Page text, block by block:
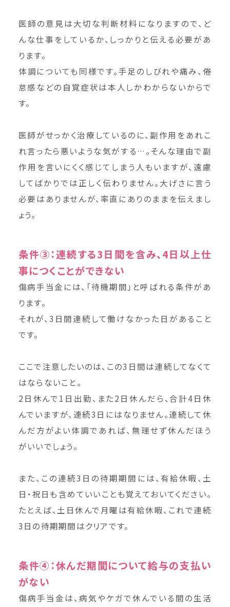
医師の意見は大切な判断材料になりますので、ど
んな仕事をしているか、しっかりと伝える必要があ
ります。
体調についても同様です。手足のしびれや痛み、倦
怠感などの自覚症状は本人しかわからないからで
す。
医師がせっかく治療しているのに、副作用をあれこ
れ言ったら悪いような気がする…。そんな理由で副
作用を言いにくく感じてしまう人もいますが、遠慮
してばかりでは正しく伝わりません。大げさに言う
必要はありませんが、率直にありのままを伝えまし
ょう。
条件③：連続する3日間を含み、4日以上仕
事につくことができない
傷病手当金には、「待機期間」と呼ばれる条件があ
ります。
それが、3日間連続して働けなかった日があること
です。
ここで注意したいのは、この3日間は連続してなくて
はならないこと。
2日休んで1日出勤、また2日休んだら、合計4日休
んでいますが、連続3日にはなりません。連続して休
んだ方がよい体調であれば、無理せず休んだほう
がいいでしょう。
また、この連続3日の待期期間には、有給休暇、土
日・祝日も含めていいことも覚えておいてください。
たとえば、土日休んで月曜は有給休暇、これで連続
3日の待期期間はクリアです。
条件④：休んだ期間について給与の支払い
がない
傷病手当金は、病気やケガで休んでいる間の生活